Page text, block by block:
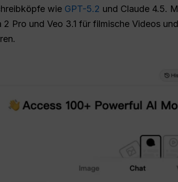
wie GPT-5.2 und Claude 4.5.
Pro und Veo 3.1 für filmische Videos